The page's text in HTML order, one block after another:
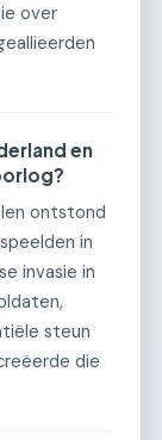
over
en
ontstond
in
invasie in
steun
die